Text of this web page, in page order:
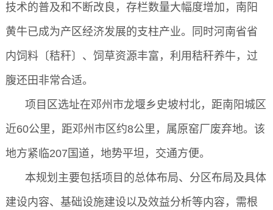
技术的普及和不断改良，存栏数量大幅度增加，南阳
黄牛已成为产区经济发展的支柱产业。同时河南省省
内饲料〔秸秆〕、饲草资源丰富，利用秸秆养牛，过
腹还田非常合适。
项目区选址在邓州市龙堰乡史坡村北，距南阳城区
近60公里，距邓州市区约8公里，属原窑厂废弃地。该
地方紧临207国道，地势平坦，交通方便。
本规划主要包括项目的总体布局、分区布局及具体
建设内容、基础设施建设以及效益分析等内容，需根